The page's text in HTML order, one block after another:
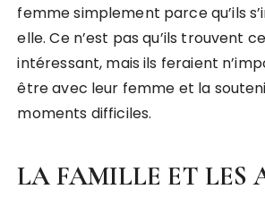
femme simplement parce qu’ils
elle. Ce n’est pas qu’ils trouvent
intéressant, mais ils feraient
être avec leur femme et la
moments difficiles.
LA FAMILLE ET LES